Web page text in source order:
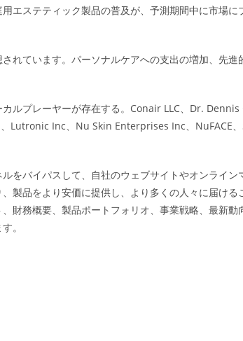
エステティック製品の普及が、予測期間中に市場に
れています。パーソナルケアへの支出の増加、先進
ルプレーヤーが存在する。Conair LLC、Dr. Dennis
Lutronic Inc、Nu Skin Enterprises Inc、NuFACE
をバイパスして、自社のウェブサイトやオンライン
製品をより安価に提供し、より多くの人々に届ける
財務概要、製品ポートフォリオ、事業戦略、最新
。